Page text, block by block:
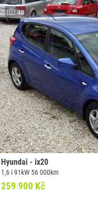
Lenner Motors s.r.o.
Praha 4 - Braník
48
Hyundai - ix20
1,6 i 91kW 56 000km
259 900 Kč